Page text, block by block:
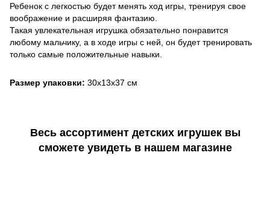
Ребенок с легкостью будет менять ход игры, тренируя свое
воображение и расширяя фантазию.
Такая увлекательная игрушка обязательно понравится
любому мальчику, а в ходе игры с ней, он будет тренировать
только самые положительные навыки.
Размер упаковки: 30х13х37 см
Весь ассортимент детских игрушек вы
сможете увидеть в нашем магазине